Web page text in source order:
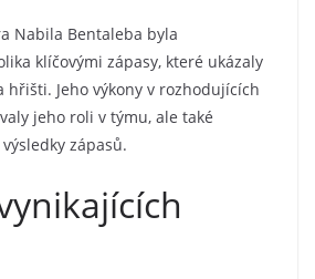
Nabila Bentaleba byla
klíčovými zápasy, které ukázaly
hřišti. Jeho výkony v rozhodujících
jeho roli v týmu, ale také
zápasů.